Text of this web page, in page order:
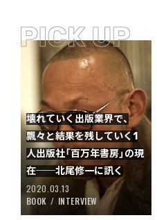
壊れていく出版業界で、
飄々と結果を残していく1
人出版社「百万年書房」の現
在──北尾修一に訊く
2020.03.13
BOOK
INTERVIEW